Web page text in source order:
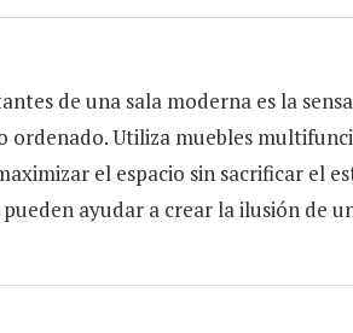
de una sala moderna es la
ordenado. Utiliza muebles
el espacio sin sacrificar el
ayudar a crear la ilusión de